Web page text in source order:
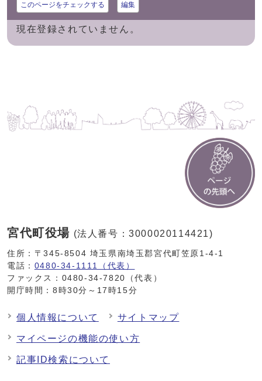
このページをチェックする 編集
現在登録されていません。
宮代町役場 (法人番号：3000020114421)
住所：〒345-8504 埼玉県南埼玉郡宮代町笠原1-4-1
電話： 0480-34-1111（代表）
ファックス：0480-34-7820（代表）
開庁時間：8時30分～17時15分
個人情報について サイトマップ
マイページの機能の使い方
記事ID検索について